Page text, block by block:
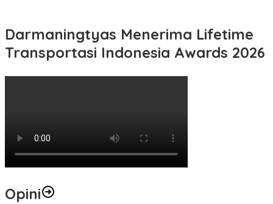
Darmaningtyas Menerima Lifetime
Transportasi Indonesia Awards 2026
Opini